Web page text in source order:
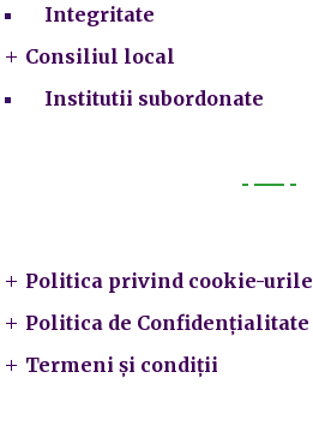
Integritate
Consiliul local
Institutii subordonate
Politica privind cookie-urile
Politica de Confidențialitate
Termeni și condiții